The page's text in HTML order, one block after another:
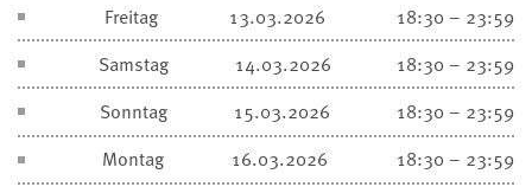
Freitag
13.03.2026
18:30 – 23:59
Samstag
14.03.2026
18:30 – 23:59
Sonntag
15.03.2026
18:30 – 23:59
Montag
16.03.2026
18:30 – 23:59